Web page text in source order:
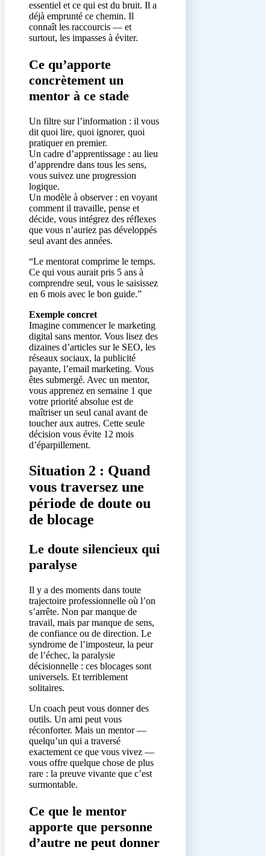
essentiel et ce qui est du bruit. Il a
déjà emprunté ce chemin. Il
connaît les raccourcis — et
surtout, les impasses à éviter.
Ce qu’apporte
concrètement un
mentor à ce stade
Un filtre sur l’information : il vous
dit quoi lire, quoi ignorer, quoi
pratiquer en premier.
Un cadre d’apprentissage : au lieu
d’apprendre dans tous les sens,
vous suivez une progression
logique.
Un modèle à observer : en voyant
comment il travaille, pense et
décide, vous intégrez des réflexes
que vous n’auriez pas développés
seul avant des années.
“Le mentorat comprime le temps.
Ce qui vous aurait pris 5 ans à
comprendre seul, vous le saisissez
en 6 mois avec le bon guide.”
Exemple concret
Imagine commencer le marketing
digital sans mentor. Vous lisez des
dizaines d’articles sur le SEO, les
réseaux sociaux, la publicité
payante, l’email marketing. Vous
êtes submergé. Avec un mentor,
vous apprenez en semaine 1 que
votre priorité absolue est de
maîtriser un seul canal avant de
toucher aux autres. Cette seule
décision vous évite 12 mois
d’éparpillement.
Situation 2 : Quand
vous traversez une
période de doute ou
de blocage
Le doute silencieux qui
paralyse
Il y a des moments dans toute
trajectoire professionnelle où l’on
s’arrête. Non par manque de
travail, mais par manque de sens,
de confiance ou de direction. Le
syndrome de l’imposteur, la peur
de l’échec, la paralysie
décisionnelle : ces blocages sont
universels. Et terriblement
solitaires.
Un coach peut vous donner des
outils. Un ami peut vous
réconforter. Mais un mentor —
quelqu’un qui a traversé
exactement ce que vous vivez —
vous offre quelque chose de plus
rare : la preuve vivante que c’est
surmontable.
Ce que le mentor
apporte que personne
d’autre ne peut donner